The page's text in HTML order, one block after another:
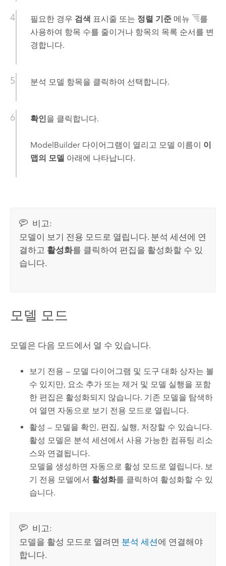
필요한 경우 검색 표시줄 또는 정렬 기준메뉴
를
사용하여 항목 수를 줄이거나 항목의 목록 순서를 변
경합니다.
분석 모델 항목을 클릭하여 선택합니다.
확인을 클릭합니다.
ModelBuilder다이어그램이 열리고 모델 이름이 이
맵의 모델 아래에 나타납니다.
비고:
모델이 보기 전용 모드로 열립니다. 분석 세션에 연
결하고 활성화를 클릭하여 편집을 활성화할 수 있
습니다.
모델 모드
모델은 다음 모드에서 열 수 있습니다.
보기 전용 — 모델 다이어그램 및 도구 대화 상자는 볼
수 있지만, 요소 추가 또는 제거 및 모델 실행을 포함
한 편집은 활성화되지 않습니다. 기존 모델을 탐색하
여 열면 자동으로 보기 전용 모드로 열립니다.
활성 — 모델을 확인, 편집, 실행, 저장할 수 있습니다.
활성 모델은 분석 세션에서 사용 가능한 컴퓨팅 리소
스와 연결됩니다.
모델을 생성하면 자동으로 활성 모드로 열립니다. 보
기 전용 모델에서 활성화를 클릭하여 활성화할 수 있
습니다.
비고:
모델을 활성 모드로 열려면 분석 세션에 연결해야
합니다.